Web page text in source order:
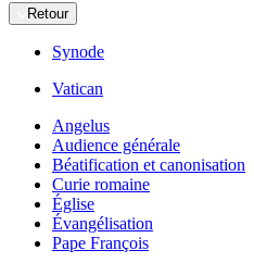
Retour
Synode
Vatican
Angelus
Audience générale
Béatification et canonisation
Curie romaine
Église
Évangélisation
Pape François